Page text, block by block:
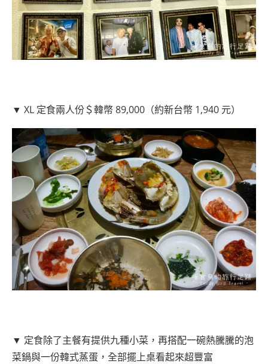
▼ XL 定食兩人份＄韓幣 89,000（約新台幣 1,940 元）
▼ 定食除了主餐有提供九種小菜，再搭配一碗熱騰騰的泡
菜鍋與一份韓式蒸蛋，全部擺上桌看起來超豐富